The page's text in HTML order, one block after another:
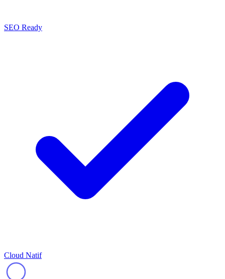
SEO Ready
Cloud Natif